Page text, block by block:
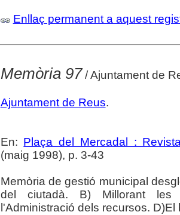
Enllaç permanent a aquest
Memòria 97 / Ajuntament de
Ajuntament de Reus.
En: Plaça del Mercadal :
(maig 1998), p. 3-43
Memòria de gestió municipal
del ciutadà. B) Millorant les
l'Administració dels recursos.